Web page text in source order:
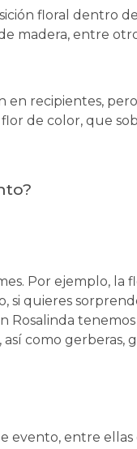
floral dentro
madera, entre
en recipientes,
de color, que
Por ejemplo, la
si quieres
, así como gerberas,
entre ellas